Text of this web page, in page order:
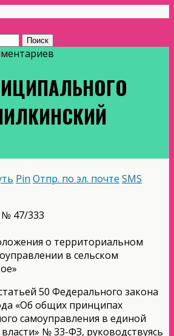
Pin Отпр. по эл. почте SMS
№ 47/333
о территориальном
в сельском
50 Федерального закона
«Об общих принципах
самоуправления в единой
№ 33-ФЗ, руководствуясь